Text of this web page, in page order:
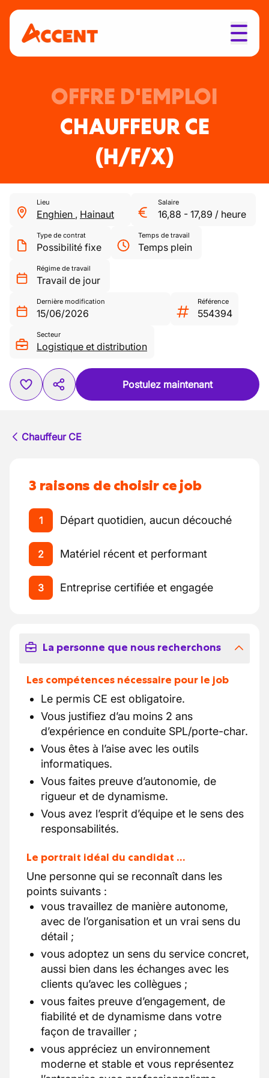
OFFRE D'EMPLOI
CHAUFFEUR CE
(H/F/X)
Lieu
Enghien , Hainaut
Salaire
16,88 - 17,89 / heure
Type de contrat
Possibilité fixe
Temps de travail
Temps plein
Régime de travail
Travail de jour
Dernière modification
15/06/2026
Référence
554394
Secteur
Logistique et distribution
Postulez maintenant
Chauffeur CE
3 raisons de choisir ce job
1 Départ quotidien, aucun découché
2 Matériel récent et performant
3 Entreprise certifiée et engagée
La personne que nous recherchons
Les compétences nécessaire pour le job
Le permis CE est obligatoire.
Vous justifiez d’au moins 2 ans
d’expérience en conduite SPL/porte-char.
Vous êtes à l’aise avec les outils
informatiques.
Vous faites preuve d’autonomie, de
rigueur et de dynamisme.
Vous avez l’esprit d’équipe et le sens des
responsabilités.
Le portrait idéal du candidat …
Une personne qui se reconnaît dans les
points suivants :
vous travaillez de manière autonome,
avec de l’organisation et un vrai sens du
détail ;
vous adoptez un sens du service concret,
aussi bien dans les échanges avec les
clients qu’avec les collègues ;
vous faites preuve d’engagement, de
fiabilité et de dynamisme dans votre
façon de travailler ;
vous appréciez un environnement
moderne et stable et vous représentez